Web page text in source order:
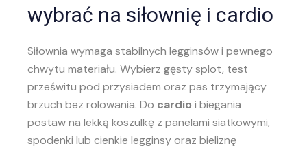
wybrać na siłownię i cardio
Siłownia wymaga stabilnych legginsów i pewnego
chwytu materiału. Wybierz gęsty splot, test
prześwitu pod przysiadem oraz pas trzymający
brzuch bez rolowania. Do cardio i biegania
postaw na lekką koszulkę z panelami siatkowymi,
spodenki lub cienkie legginsy oraz bieliznę